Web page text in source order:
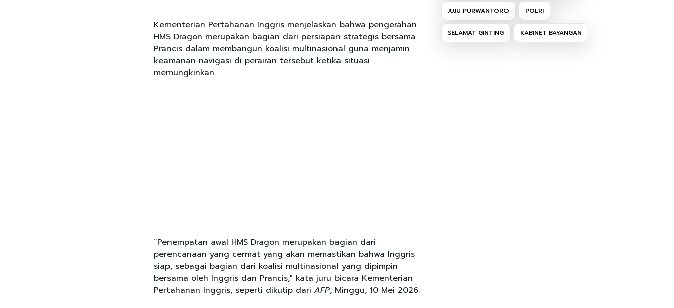
Kementerian Pertahanan Inggris menjelaskan bahwa pengerahan
HMS Dragon merupakan bagian dari persiapan strategis bersama
Prancis dalam membangun koalisi multinasional guna menjamin
keamanan navigasi di perairan tersebut ketika situasi
memungkinkan.
“Penempatan awal HMS Dragon merupakan bagian dari
perencanaan yang cermat yang akan memastikan bahwa Inggris
siap, sebagai bagian dari koalisi multinasional yang dipimpin
bersama oleh Inggris dan Prancis," kata juru bicara Kementerian
Pertahanan Inggris, seperti dikutip dari AFP, Minggu, 10 Mei 2026.
JUJU PURWANTORO POLRI
SELAMAT GINTING KABINET BAYANGAN